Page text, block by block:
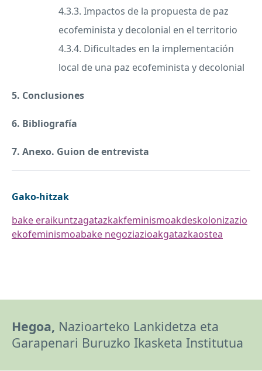
4.3.3. Impactos de la propuesta de paz
ecofeminista y decolonial en el territorio
4.3.4. Dificultades en la implementación
local de una paz ecofeminista y decolonial
5. Conclusiones
6. Bibliografía
7. Anexo. Guion de entrevista
Gako-hitzak
bake eraikuntzagatazkakfeminismoakdeskolonizazio
ekofeminismoabake negoziazioakgatazkaostea
Hegoa, Nazioarteko Lankidetza eta
Garapenari Buruzko Ikasketa Institutua